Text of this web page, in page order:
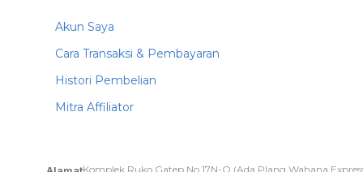
Akun Saya
Cara Transaksi & Pembayaran
Histori Pembelian
Mitra Affiliator
Komplek Ruko Gatep No.17N-O (Ada Plang Wahana